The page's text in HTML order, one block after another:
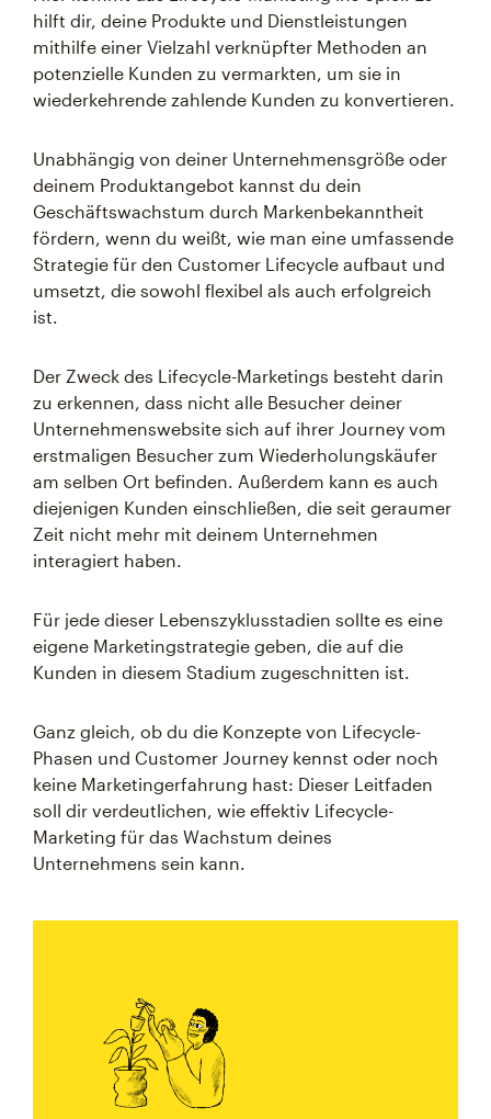
hilft dir, deine Produkte und Dienstleistungen
mithilfe einer Vielzahl verknüpfter Methoden an
potenzielle Kunden zu vermarkten, um sie in
wiederkehrende zahlende Kunden zu konvertieren.
Unabhängig von deiner Unternehmensgröße oder
deinem Produktangebot kannst du dein
Geschäftswachstum durch Markenbekanntheit
fördern, wenn du weißt, wie man eine umfassende
Strategie für den Customer Lifecycle aufbaut und
umsetzt, die sowohl flexibel als auch erfolgreich
ist.
Der Zweck des Lifecycle-Marketings besteht darin
zu erkennen, dass nicht alle Besucher deiner
Unternehmenswebsite sich auf ihrer Journey vom
erstmaligen Besucher zum Wiederholungskäufer
am selben Ort befinden. Außerdem kann es auch
diejenigen Kunden einschließen, die seit geraumer
Zeit nicht mehr mit deinem Unternehmen
interagiert haben.
Für jede dieser Lebenszyklusstadien sollte es eine
eigene Marketingstrategie geben, die auf die
Kunden in diesem Stadium zugeschnitten ist.
Ganz gleich, ob du die Konzepte von Lifecycle-
Phasen und Customer Journey kennst oder noch
keine Marketingerfahrung hast: Dieser Leitfaden
soll dir verdeutlichen, wie effektiv Lifecycle-
Marketing für das Wachstum deines
Unternehmens sein kann.